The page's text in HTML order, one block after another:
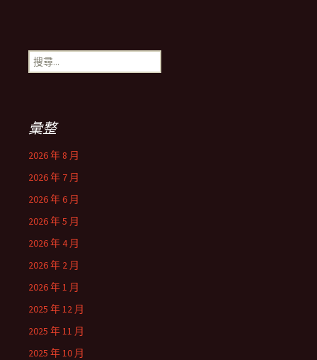
搜
尋
彙整
2026 年 8 月
2026 年 7 月
2026 年 6 月
2026 年 5 月
2026 年 4 月
2026 年 2 月
2026 年 1 月
2025 年 12 月
2025 年 11 月
2025 年 10 月